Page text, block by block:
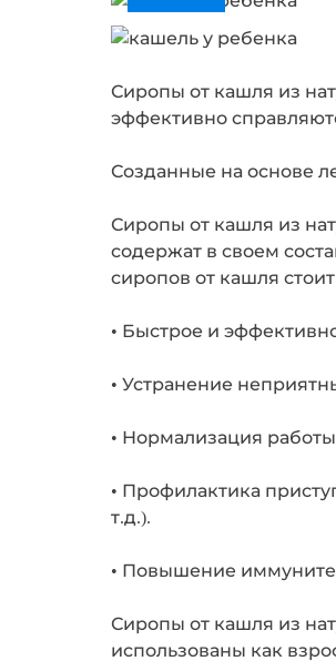
Сиропы от кашля из
эффективно
Созданные на основе
Сиропы от кашля из
содержат в своем
сиропов от кашля
• Быстрое и
• Устранение
• Нормализация
• Профилактика
т.д.).
• Повышение
Сиропы от кашля из
использованы как